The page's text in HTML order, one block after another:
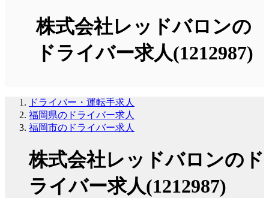
株式会社レッドバロンの
ドライバー求人(1212987)
ドライバー・運転手求人
福岡県のドライバー求人
福岡市のドライバー求人
株式会社レッドバロンのド
ライバー求人(1212987)